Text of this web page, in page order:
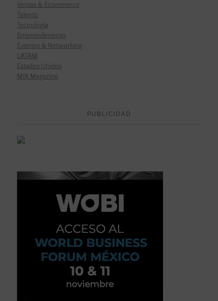
Ventas & Ecommerce
Talento
Tecnología
Emprendimiento
Eventos & Networking
LATAM
Estados Unidos
MIR Magazine
PUBLICIDAD